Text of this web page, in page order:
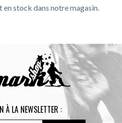
en stock dans notre magasin.
À LA NEWSLETTER :